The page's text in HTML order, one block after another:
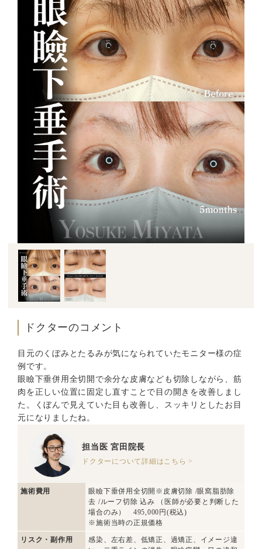
ドクターのコメント
目元のくぼみとたるみが気になられていたモニター様の症
例です。
眼瞼下垂併用全切開で余分な皮膚なども切除しながら、筋
肉を正しい位置に固定し直すことで目の開きを改善しまし
た。くぼんで見えていた目も改善し、スッキリとしたお目
元になりましたね。
担当医 宮田院長
ドクターについて詳細はこちら >
施術費用
眼瞼下垂併用全切開※皮膚切除 /眼窩脂肪除
去 /ルーフ切除 込み （医師が必要と判断した
場合のみ） 495,000円(税込)
※施術当時の正規価格
リスク・副作用
感染、左右差、低矯正、過矯正、イメージ違